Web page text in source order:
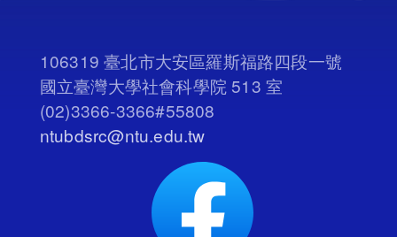
106319 臺北市大安區羅斯福路四段一號
國立臺灣大學社會科學院 513 室
(02)3366-3366#55808
ntubdsrc@ntu.edu.tw